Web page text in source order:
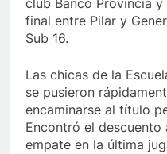
club Banco Provincia
final entre Pilar y
Sub 16.
Las chicas de la
se pusieron
encaminarse al título
Encontró el
empate en la última